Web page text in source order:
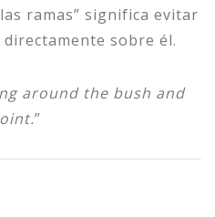
ramas” significa evitar
sobre él.
around the bush and
”